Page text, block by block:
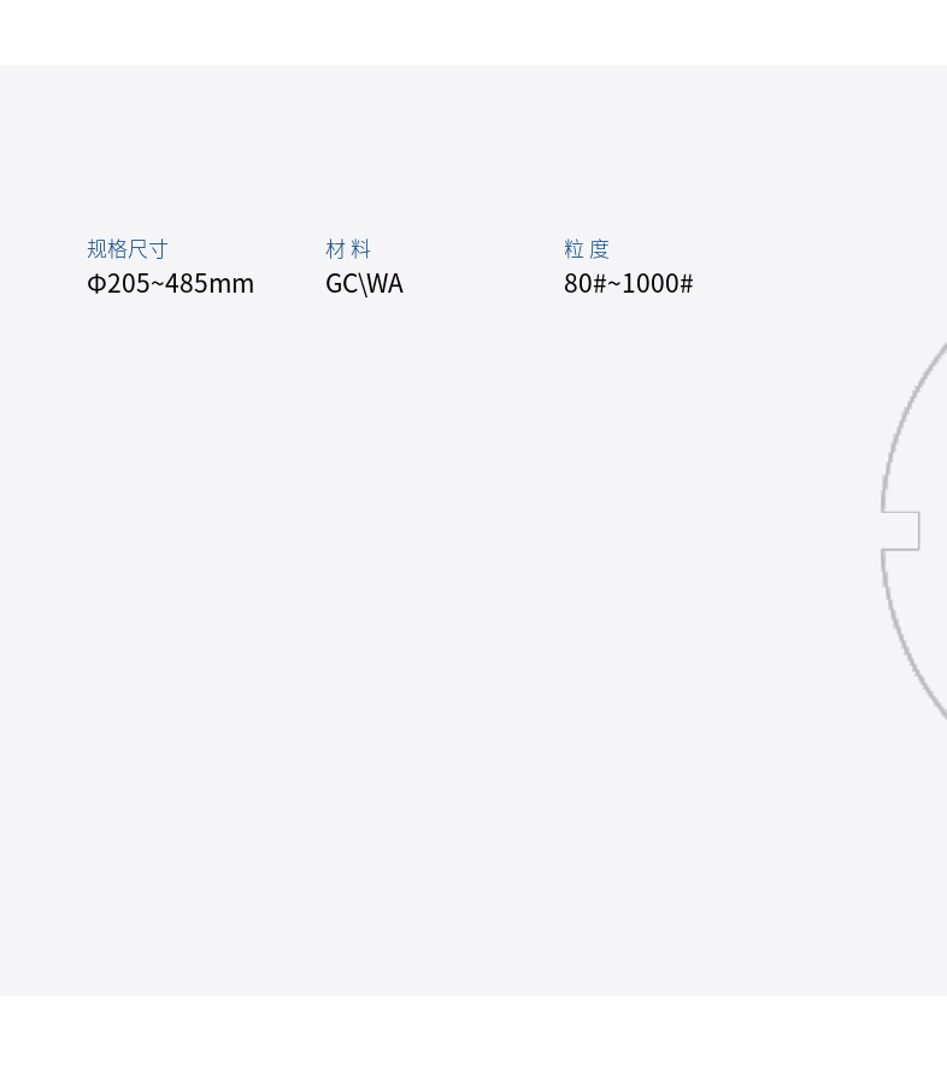
规格尺寸
Φ205~485mm
材 料
GC\WA
粒 度
80#~1000#